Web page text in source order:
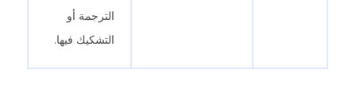
الترجمة أو
التشكيك فيها.